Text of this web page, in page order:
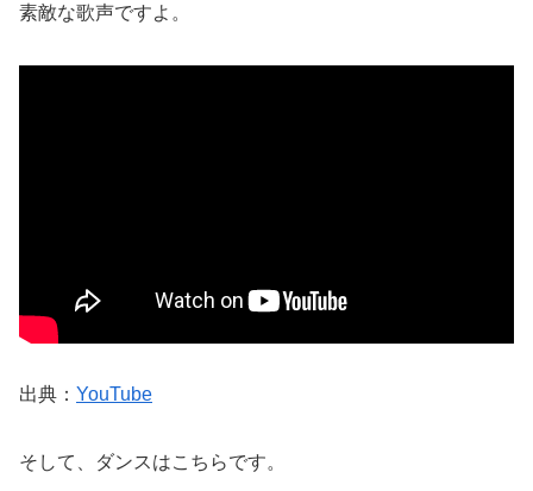
素敵な歌声ですよ。
出典： YouTube
そして、ダンスはこちらです。